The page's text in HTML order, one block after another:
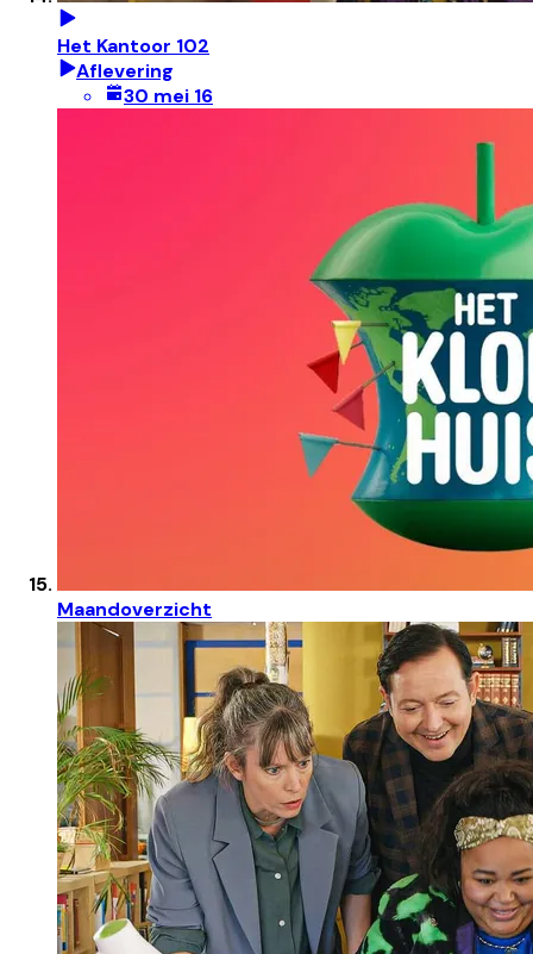
Het Kantoor 102
Aflevering
30 mei 16
Maandoverzicht